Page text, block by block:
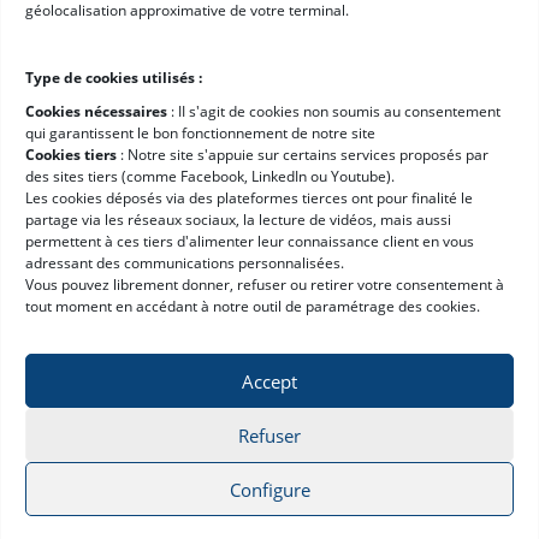
géolocalisation approximative de votre terminal.
Type de cookies utilisés :
Cookies nécessaires : II s'agit de cookies non soumis au consentement
qui garantissent le bon fonctionnement de notre site
Cookies tiers : Notre site s'appuie sur certains services proposés par
des sites tiers (comme Facebook, LinkedIn ou Youtube).
Les cookies déposés via des plateformes tierces ont pour finalité le
partage via les réseaux sociaux, la lecture de vidéos, mais aussi
permettent à ces tiers d'alimenter leur connaissance client en vous
adressant des communications personnalisées.
Vous pouvez librement donner, refuser ou retirer votre consentement à
tout moment en accédant à notre outil de paramétrage des cookies.
Accept
Refuser
Configure
Careers
Resources
Get a Demo
WMS Software Guide
WMS ROI Calculator
WMS Requirements Template
Privacy policy
Legal notices
© 2026 Hardis Supply ChainAll rights reserved